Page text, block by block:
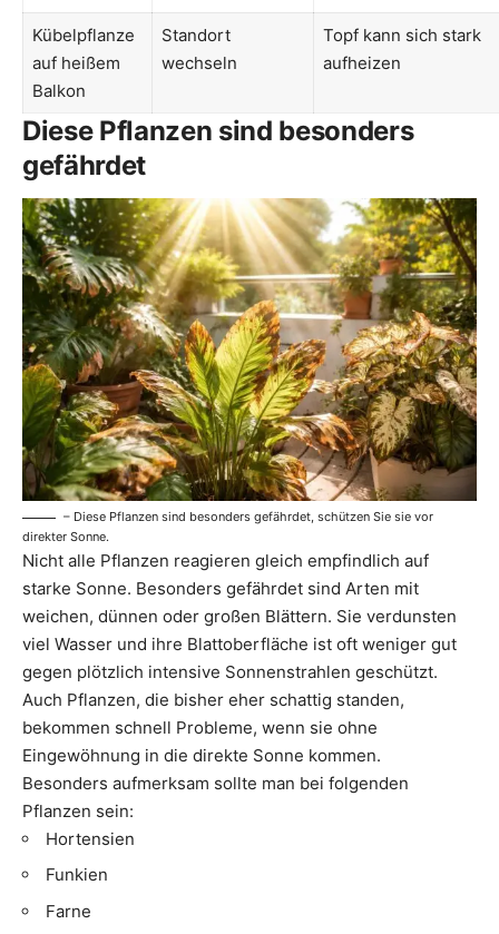
Kübelpflanze
auf heißem
Balkon
Standort
wechseln
Topf kann sich stark
aufheizen
Diese Pflanzen sind besonders
gefährdet
– Diese Pflanzen sind besonders gefährdet, schützen Sie sie vor
direkter Sonne.
Nicht alle Pflanzen reagieren gleich empfindlich auf
starke Sonne. Besonders gefährdet sind Arten mit
weichen, dünnen oder großen Blättern. Sie verdunsten
viel Wasser und ihre Blattoberfläche ist oft weniger gut
gegen plötzlich intensive Sonnenstrahlen geschützt.
Auch Pflanzen, die bisher eher schattig standen,
bekommen schnell Probleme, wenn sie ohne
Eingewöhnung in die direkte Sonne kommen.
Besonders aufmerksam sollte man bei folgenden
Pflanzen sein:
Hortensien
Funkien
Farne